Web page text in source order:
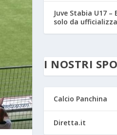
Juve Stabia U17 –
solo da
I NOSTRI
Calcio Panchina
Diretta.it